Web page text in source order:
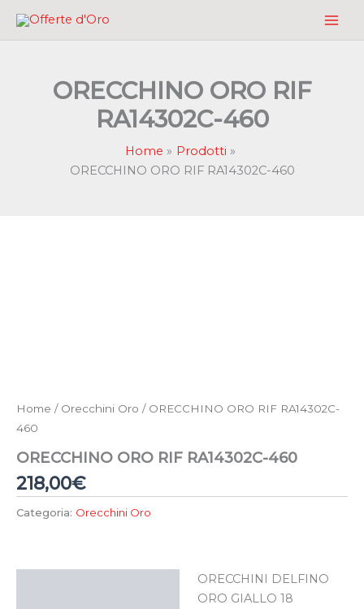
ORECCHINO ORO RIF
RA14302C-460
Home
Prodotti
ORECCHINO ORO RIF RA14302C-460
Home / Orecchini Oro / ORECCHINO ORO RIF RA14302C-
460
ORECCHINO ORO RIF RA14302C-460
218,00€
Categoria: Orecchini Oro
ORECCHINI DELFINO
ORO GIALLO 18